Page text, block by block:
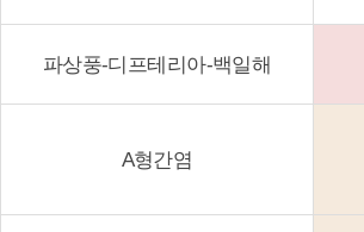
파상풍-디프테리아-백일해
A형간염